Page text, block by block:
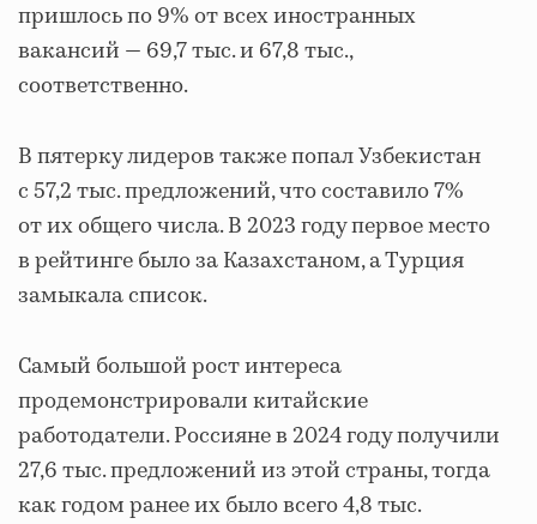
пришлось по 9% от всех иностранных
вакансий — 69,7 тыс. и 67,8 тыс.,
соответственно.
В пятерку лидеров также попал Узбекистан
с 57,2 тыс. предложений, что составило 7%
от их общего числа. В 2023 году первое место
в рейтинге было за Казахстаном, а Турция
замыкала список.
Самый большой рост интереса
продемонстрировали китайские
работодатели. Россияне в 2024 году получили
27,6 тыс. предложений из этой страны, тогда
как годом ранее их было всего 4,8 тыс.